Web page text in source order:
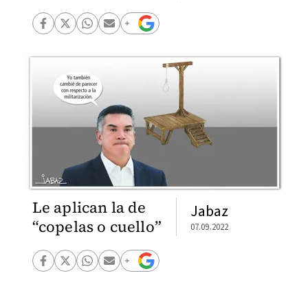
Le aplican la de
“copelas o cuello”
Jabaz
07.09.2022